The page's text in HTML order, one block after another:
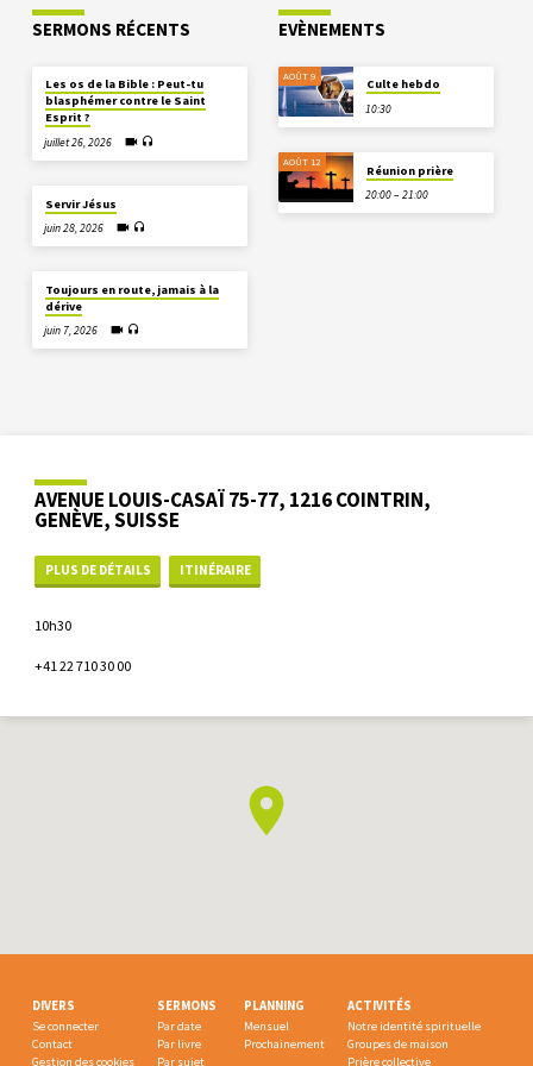
SERMONS RÉCENTS
Les os de la Bible : Peut-tu
blasphémer contre le Saint
Esprit ?
juillet 26, 2026
Servir Jésus
juin 28, 2026
Toujours en route, jamais à la
dérive
juin 7, 2026
EVÈNEMENTS
AOÛT 9
Culte hebdo
10:30
AOÛT 12
Réunion prière
20:00 – 21:00
AVENUE LOUIS-CASAÏ 75-77, 1216 COINTRIN,
GENÈVE, SUISSE
PLUS DE DÉTAILS ITINÉRAIRE
10h30
+41 22 710 30 00
DIVERS
Se connecter
Contact
Gestion des cookies
SERMONS
Par date
Par livre
Par sujet
PLANNING
Mensuel
Prochainement
ACTIVITÉS
Notre identité spirituelle
Groupes de maison
Prière collective